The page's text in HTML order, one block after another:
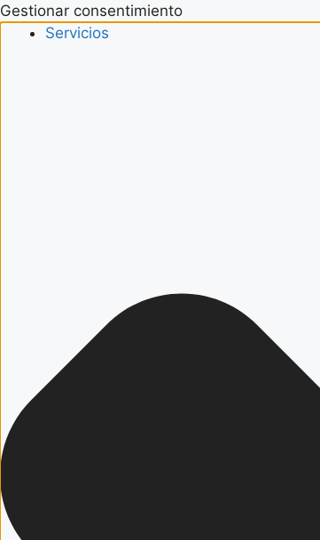
Gestionar consentimiento
Servicios